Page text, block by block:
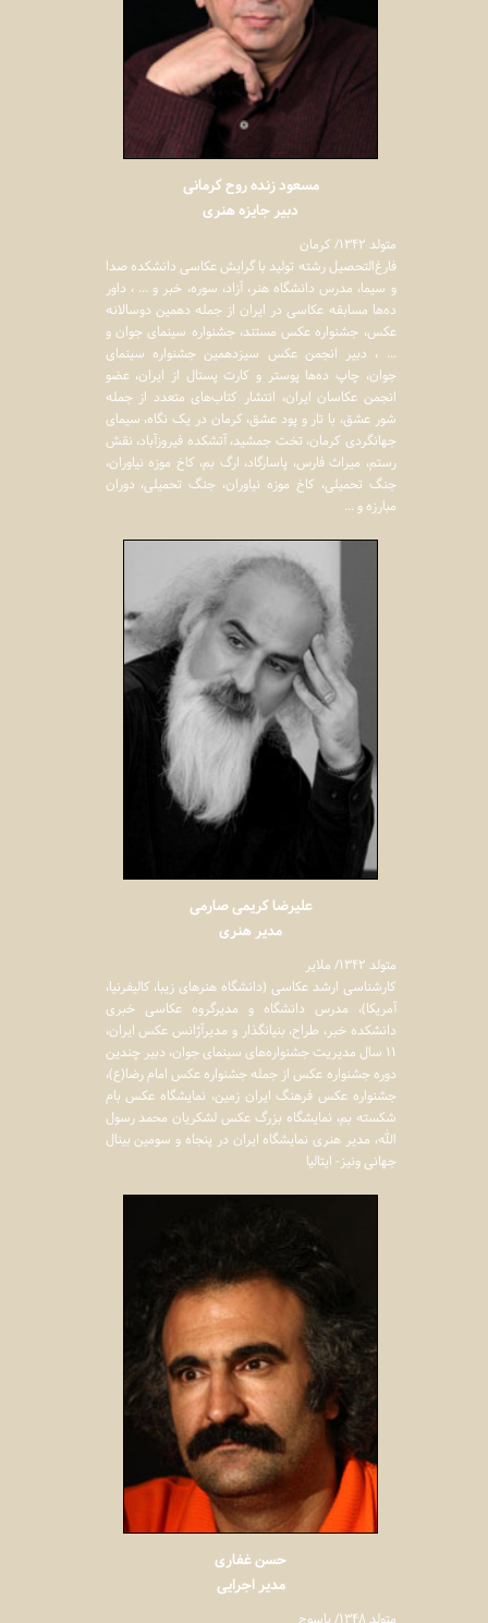
مسعود زنده روح کرمانی
دبیر جایزه هنری
متولد ۱۳۴۲/ کرمان
فارغ‌التحصیل رشته تولید با گرایش عکاسی دانشکده صدا
و سیما، مدرس دانشگاه هنر، آزاد، سوره، خبر و ... ، داور
ده‌ها مسابقه عکاسی در ایران از جمله دهمين دوسالانه
عكس، جشنواره عكس مستند، جشنواره سينمای جوان و
... ، دبیر انجمن عکس سیزدهمین جشنواره سینمای
جوان، چاپ ده‌ها پوستر و کارت پستال از ایران، عضو
انجمن عکاسان ایران، انتشار کتاب‌های متعدد از جمله
شور عشق، با تار و پود عشق، کرمان در یک نگاه، سیمای
جهانگردی کرمان، تخت جمشید، آتشکده فیروزآباد، نقش
رستم، میراث فارس، پاسارگاد، ارگ بم، کاخ موزه نیاوران،
جنگ تحمیلی، کاخ موزه نیاوران، جنگ تحمیلی، دوران
مبارزه و ...
علیرضا کریمی صارمی
مدیر هنری
متولد ۱۳۴۲/ ملایر
كارشناسی ارشد عكاسی (دانشگاه هنرهای زیبا، كالیفرنیا،
آمریكا)، مدرس دانشگاه و مدیرگروه عكاسی خبری
دانشكده خبر، طراح، بنیانگذار و مدیرآژانس عكس ایران،
۱۱ سال مدیریت جشنواره‌های سینمای جوان، دبیر چندین
دوره جشنواره عكس از جمله جشنواره عكس امام رضا(ع)،
جشنواره عكس فرهنگ ایران زمین، نمایشگاه عكس بام
شكسته بم، نمایشگاه بزرگ عكس لشكریان محمد رسول
الله، مدیر هنری نمایشگاه ایران در پنجاه و سومین بینال
جهانی ونیز- ایتالیا
حسن غفاری
مدیر اجرایی